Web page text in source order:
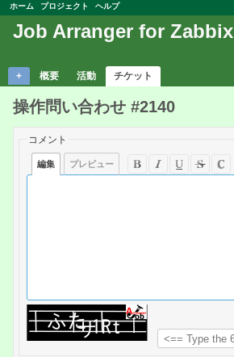
ホーム プロジェクト ヘルプ
Job Arranger for Zabbix
+ 概要 活動 チケット
操作問い合わせ #2140
コメント
編集 プレビュー